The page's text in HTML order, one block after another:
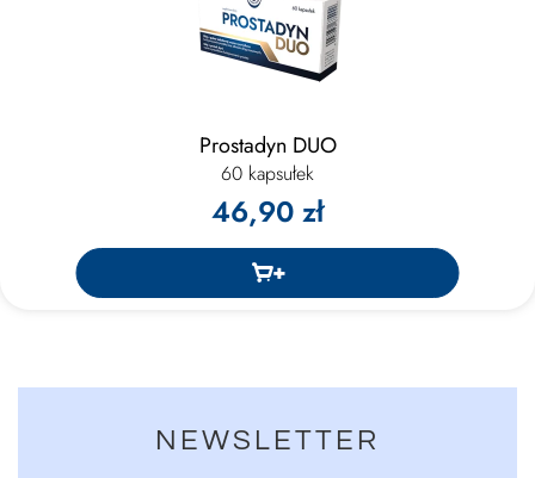
Prostadyn DUO
60 kapsułek
46,90 zł
NEWSLETTER